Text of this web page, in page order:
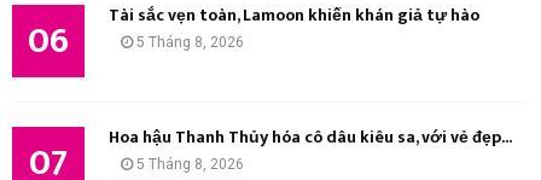
06 Tài sắc vẹn toàn, Lamoon khiến khán giả tự hào
5 Tháng 8, 2026
07 Hoa hậu Thanh Thủy hóa cô dâu kiêu sa, với vẻ đẹp...
5 Tháng 8, 2026